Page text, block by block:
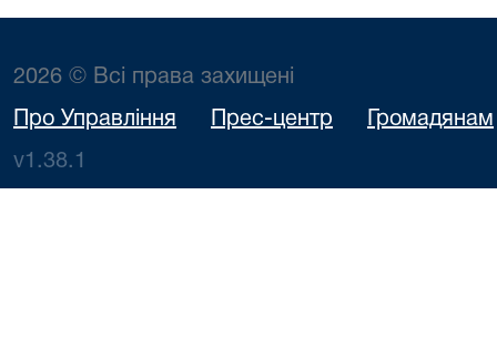
2026 © Всі права захищені
Про Управління Прес-центр Громадянам
v1.38.1